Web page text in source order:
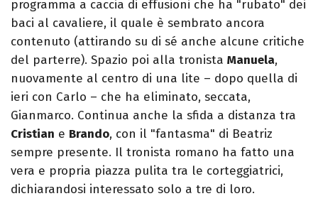
programma a caccia di effusioni che ha "rubato" dei
baci al cavaliere, il quale è sembrato ancora
contenuto (attirando su di sé anche alcune critiche
del parterre). Spazio poi alla tronista Manuela,
nuovamente al centro di una lite – dopo quella di
ieri con Carlo – che ha eliminato, seccata,
Gianmarco. Continua anche la sfida a distanza tra
Cristian e Brando, con il "fantasma" di Beatriz
sempre presente. Il tronista romano ha fatto una
vera e propria piazza pulita tra le corteggiatrici,
dichiarandosi interessato solo a tre di loro.